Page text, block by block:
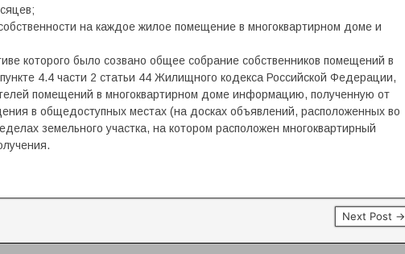
на каждое жилое помещение в многоквартирном доме и
которого было созвано общее собрание собственников помещений в
4.4 части 2 статьи 44 Жилищного кодекса Российской Федерации,
помещений в многоквартирном доме информацию, полученную от
в общедоступных местах (на досках объявлений, расположенных во
земельного участка, на котором расположен многоквартирный
Next Post →